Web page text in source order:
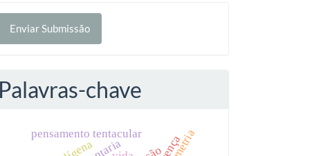
Enviar Submissão
Palavras-chave
pensamento tentacular